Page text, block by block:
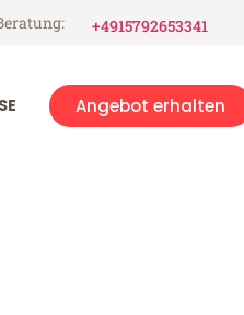
+4915792653341
Angebot erhalten